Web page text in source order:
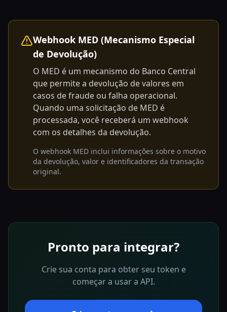
Webhook MED (Mecanismo Especial
de Devolução)
O MED é um mecanismo do Banco Central
que permite a devolução de valores em
casos de fraude ou falha operacional.
Quando uma solicitação de MED é
processada, você receberá um webhook
com os detalhes da devolução.
O webhook MED inclui informações sobre o motivo
da devolução, valor e identificadores da transação
original.
Pronto para integrar?
Crie sua conta para obter seu token e
começar a usar a API.